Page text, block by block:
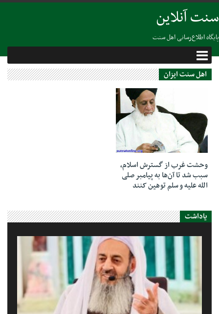
سنت آنلاین
پایگاه اطلاع‌رسانی اهل سنت
اهل سنت ایزان
07 ژوئن 2022
وحشت غرب از گسترش اسلام،
سبب شد تا آن‌ها به پیامبر صلی
الله علیه و سلم توهین کنند
یاداشت